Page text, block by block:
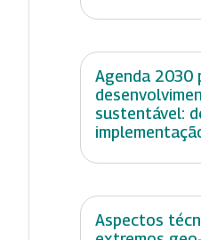
Agenda 2030
sustentável:
Aspectos